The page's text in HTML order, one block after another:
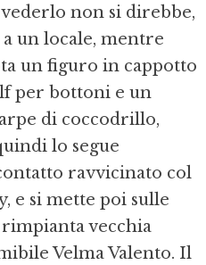
non si direbbe,
a un locale, mentre
un figuro in cappotto
per bottoni e un
di coccodrillo,
lo segue
ravvicinato col
e si mette poi sulle
vecchia
Velma Valento. Il